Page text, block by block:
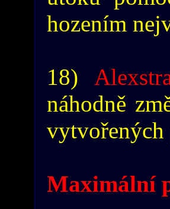
hozením
18)
náhodně
vytvořených
Maximální